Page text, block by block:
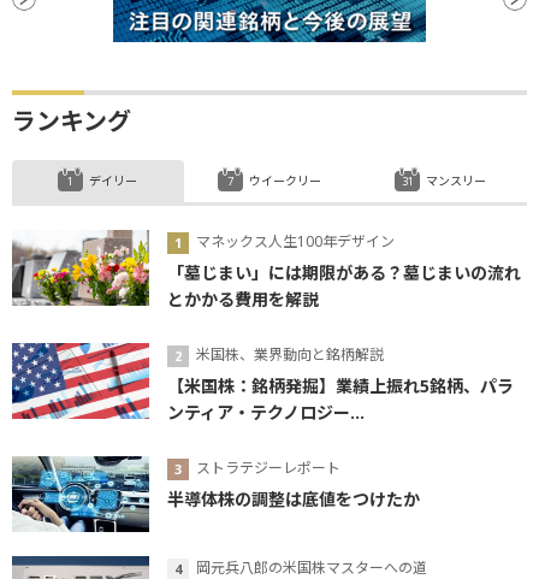
ランキング
デイリー
マネックス人生100年デザイン
「墓じまい」には期限がある？墓じまいの流れ
とかかる費用を解説
米国株、業界動向と銘柄解説
【米国株：銘柄発掘】業績上振れ5銘柄、パラ
ンティア・テクノロジー...
ストラテジーレポート
半導体株の調整は底値をつけたか
岡元兵八郎の米国株マスターへの道
ウイークリー マンスリー